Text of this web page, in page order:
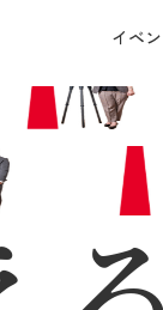
イベ